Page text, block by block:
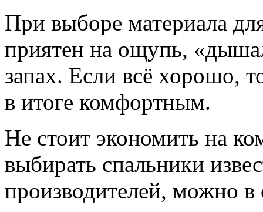
При выборе материала
приятен на ощупь,
запах. Если всё хорошо,
в итоге комфортным.
Не стоит экономить на
выбирать спальники
производителей, можно в